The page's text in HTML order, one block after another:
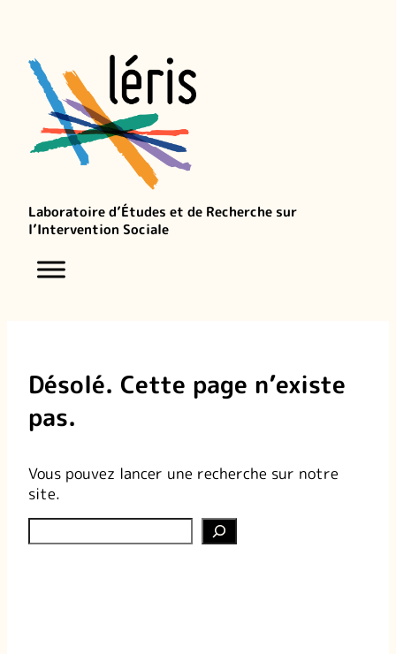
Laboratoire d’Études et de Recherche sur
l’Intervention Sociale
Désolé. Cette page n’existe
pas.
Vous pouvez lancer une recherche sur notre
site.